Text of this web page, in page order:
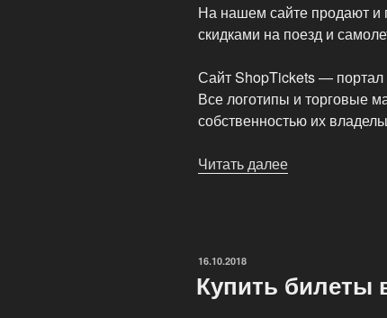
На нашем сайте продают и
скидками на поезд и
Сайт ShopTickets —
Все логотипы и торговые
собственностью их
Читать далее
ОПУБЛИКОВАНО
16.10.2018
Купить билеты